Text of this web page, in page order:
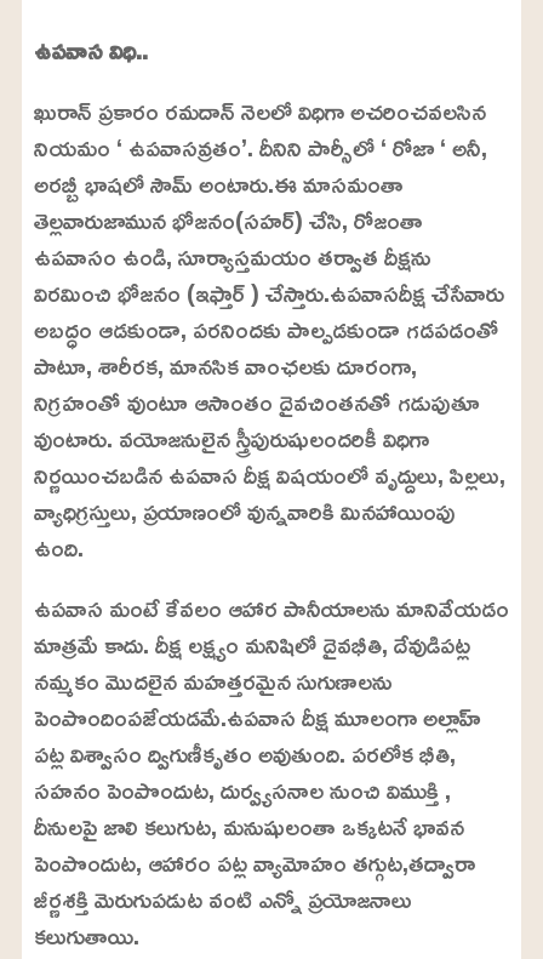
U
n
m
t
e
a
d
:
2
4
.
6
3
%
ఉపవాస విధి..
ఖురాన్ ప్రకారం రమదాన్ నెలలో విధిగా అచరించవలసిన
నియమం ‘ ఉపవాసవ్రతం’. దీనిని పార్సీలో ‘ రోజా ‘ అనీ,
అరబ్బీ భాషలో సౌమ్ అంటారు.ఈ మాసమంతా
తెల్లవారుజామున భోజనం(సహర్) చేసి, రోజంతా
ఉపవాసం ఉండి, సూర్యాస్తమయం తర్వాత దీక్షను
విరమించి భోజనం (ఇఫ్తార్ ) చేస్తారు.ఉపవాసదీక్ష చేసేవారు
అబద్ధం ఆడకుండా, పరనిందకు పాల్పడకుండా గడపడంతో
పాటూ, శారీరక, మానసిక వాంఛలకు దూరంగా,
నిగ్రహంతో వుంటూ ఆసాంతం దైవచింతనతో గడుపుతూ
వుంటారు. వయోజనులైన స్త్రీపురుషులందరికీ విధిగా
నిర్ణయించబడిన ఉపవాస దీక్ష విషయంలో వృద్దులు, పిల్లలు,
వ్యాధిగ్రస్తులు, ప్రయాణంలో వున్నవారికి మినహాయింపు
ఉంది.
ఉపవాస మంటే కేవలం ఆహార పానీయాలను మానివేయడం
మాత్రమే కాదు. దీక్ష లక్ష్యం మనిషిలో దైవభీతి, దేవుడిపట్ల
నమ్మకం మొదలైన మహత్తరమైన సుగుణాలను
పెంపొందింపజేయడమే.ఉపవాస దీక్ష మూలంగా అల్లాహ్
పట్ల విశ్వాసం ద్విగుణీకృతం అవుతుంది. పరలోక భీతి,
సహనం పెంపొందుట, దుర్వ్యసనాల నుంచి విముక్తి ,
దీనులపై జాలి కలుగుట, మనుషులంతా ఒక్కటనే భావన
పెంపొందుట, ఆహారం పట్ల వ్యామోహం తగ్గుట,తద్వారా
జీర్ణశక్తి మెరుగుపడుట వంటి ఎన్నో ప్రయోజనాలు
కలుగుతాయి.